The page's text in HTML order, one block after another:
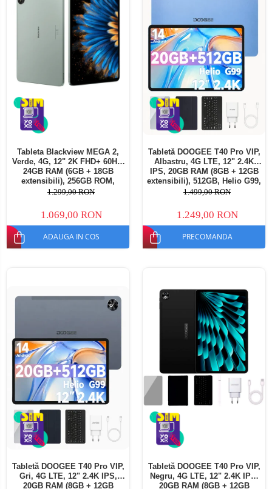
Tableta Blackview MEGA 2,
Verde, 4G, 12" 2K FHD+ 60Hz,
24GB RAM (6GB + 18GB
extensibili), 256GB ROM,
Android 15, Unisoc T615,
Stylus, Face Unlock, Dual SIM
1.299,00 RON
1.069,00 RON
ADAUGA IN COS
Tabletă DOOGEE T40 Pro VIP,
Albastru, 4G LTE, 12" 2.4K
IPS, 20GB RAM (8GB + 12GB
extensibili), 512GB, Helio G99,
10800mAh, 33W, Android 14,
1.499,00 RON
1.249,00 RON
PRECOMANDA
Tabletă DOOGEE T40 Pro VIP,
Gri, 4G LTE, 12" 2.4K IPS,
20GB RAM (8GB + 12GB
Tabletă DOOGEE T40 Pro VIP,
Negru, 4G LTE, 12" 2.4K IPS,
20GB RAM (8GB + 12GB